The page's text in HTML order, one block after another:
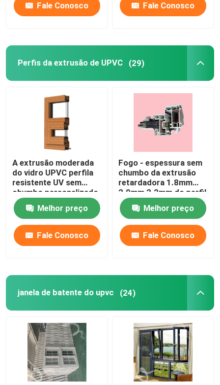
Casa
Produtos
vídeos
Excursão da fábrica
Controle da qualidade
Contacte-nos
Peça umas citações
Perfis da janela de UPVC
Perfis da extrusão de UPVC
janela de batente do upvc
Fale Conosco Fale Conosco
Perfis da extrusão de UPVC (29)
A extrusão moderada
do vidro UPVC perfila
resistente UV sem
chumbo personalizado
Melhor preço
Fale Conosco
Fogo - espessura sem
chumbo da extrusão
retardadora 1.8mm
2.0mm 2.2mm do perfil
de UPVC
Melhor preço
Fale Conosco
janela de batente do upvc (24)